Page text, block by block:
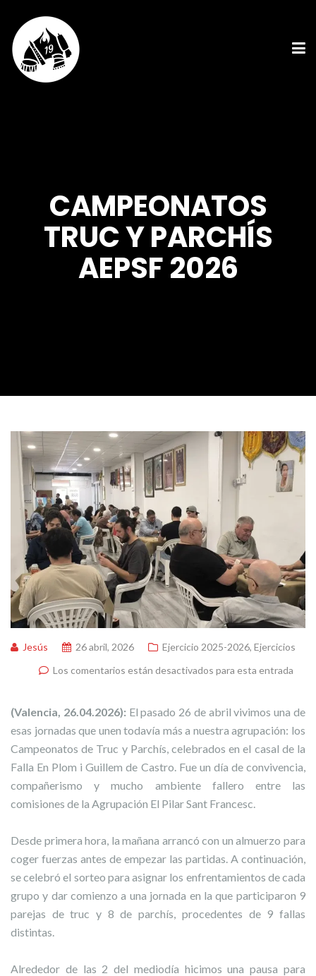
CAMPEONATOS
TRUC Y PARCHÍS
AEPSF 2026
Jesús 26 abril, 2026 Ejercicio 2025-2026, Ejercicios
Los comentarios están desactivados para esta entrada
(Valencia, 26.04.2026): El pasado 26 de abril vivimos una de
esas jornadas que unen todavía más a nuestra agrupación: los
Campeonatos de Truc y Parchís, celebrados en el casal de la
Falla En Plom i Guillem de Castro. Fue un día de convivencia,
compañerismo y mucho ambiente fallero entre las
comisiones de la Agrupación El Pilar Sant Francesc.
Desde primera hora, la mañana arrancó con un almuerzo para
coger fuerzas antes de empezar las partidas. A continuación,
se celebró el sorteo para asignar los enfrentamientos de cada
grupo y dar comienzo a una jornada en la que participaron 9
parejas de truc y 8 de parchís, procedentes de 9 fallas
distintas.
Alrededor de las 2 del mediodía hicimos una pausa para